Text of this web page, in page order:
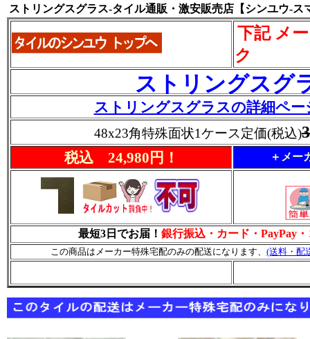
下記 メ
ク
ストリングスグ
ストリングスグラスの詳細ペ
48x23角特殊面状1ケース定価(税込)
税込 24,980円！ ＋メー
最短3日でお届！ 銀行振込・カード・PayPay
この商品はメーカー特殊宅配のみの配送になります、 (送料・配
ストリングスグラス-タイル通販・激安販売店【シンユウ-ス